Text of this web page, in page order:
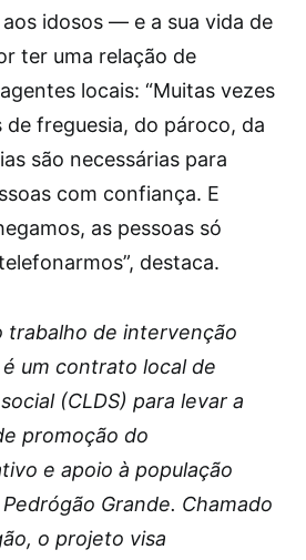
idosos — e a sua vida de
ter uma relação de
locais: “Muitas vezes
de freguesia, do pároco, da
são necessárias para
com confiança. E
as pessoas só
destaca.
trabalho de intervenção
um contrato local de
(CLDS) para levar a
promoção do
e apoio à população
Grande. Chamado
o projeto visa